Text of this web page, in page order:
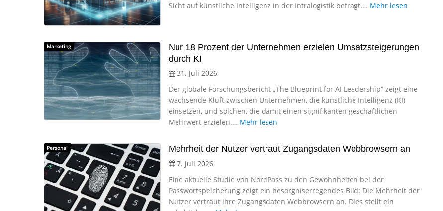
Sicht auf künstliche Intelligenz in der Intralogistik befragt.… Mehr lesen
Marketing
Nur 18 Prozent der Unternehmen erzielen Umsatzsteigerungen
durch KI
31. Juli 2026
Der globale Forschungsbericht „The Blueprint for AI Leadership“ zeigt eine
wachsende Kluft zwischen Unternehmen, die künstliche Intelligenz (KI)
einsetzen, und solchen, die damit einen signifikanten geschäftlichen
Mehrwert erzielen.… Mehr lesen
Personal Mehrheit der Nutzer vertraut Zugangsdaten Webbrowsern an
7. Juli 2026
Eine aktuelle Studie von NordPass zu den Gewohnheiten bei der
Passwortspeicherung zeigt ein besorgniserregendes Bild: Die Mehrheit der
Nutzer vertraut ihre Zugangsdaten Webbrowsern an. Dies stellt ein